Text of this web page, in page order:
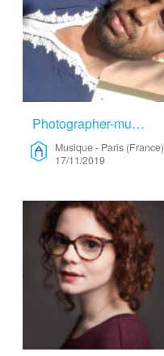
Photographer-musician-Videast Looking For Discover – Musique
Musique- Paris (France)
17/11/2019